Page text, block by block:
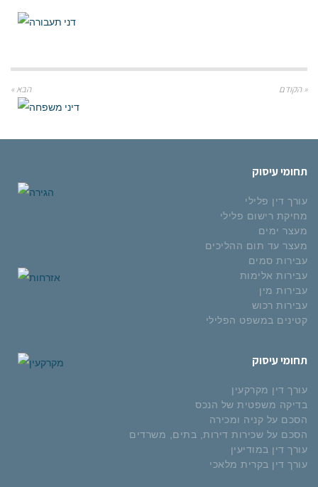
« הקודם הבא »
תחומי עיסוק
עורך דין פלילי
מחיקת רישום פלילי
מעצר ימים
מעצר עד תום ההליכים
עבירות סמים
עבירות אלימות
עבירות מין
עבירות רכוש
קטינים במשפט הפלילי
תחומי עיסוק
עורך דין מקרקעין
בדיקה משפטית של הנכס
הסכם על קניה ומכירה
הסכם על שכירות דירות, בתים, משרדים
עורך דין במודיעין
עורך דין בקרית מלאכי